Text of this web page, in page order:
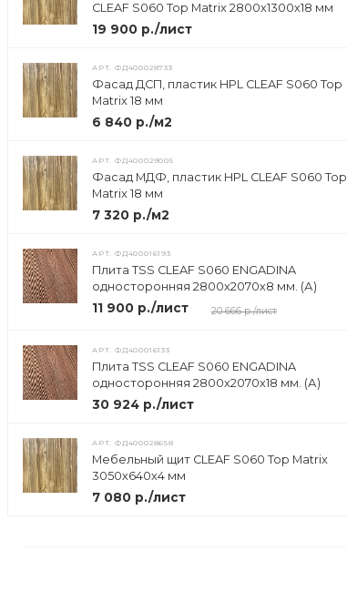
CLEAF S060 Top Matrix 2800х1300х18 мм
19 900 р./лист
АРТ.ФД400028733
Фасад ДСП, пластик HPL CLEAF S060 Top
Matrix 18 мм
6 840 р./м2
АРТ.ФД400029005
Фасад МДФ, пластик HPL CLEAF S060 Top
Matrix 18 мм
7 320 р./м2
АРТ.ФД400016193
Плита TSS CLEAF S060 ENGADINA
односторонняя 2800х2070х8 мм. (А)
11 900 р./лист 20 666 р./лист
АРТ.ФД400016133
Плита TSS CLEAF S060 ENGADINA
односторонняя 2800х2070х18 мм. (А)
30 924 р./лист
АРТ.ФД400028658
Мебельный щит CLEAF S060 Top Matrix
3050х640х4 мм
7 080 р./лист